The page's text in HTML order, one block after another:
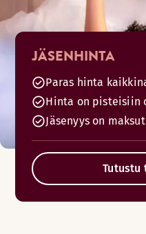
JÄSENHINTA
Paras hinta
Hinta on pisteisiin
Jäsenyys on
Tutustu